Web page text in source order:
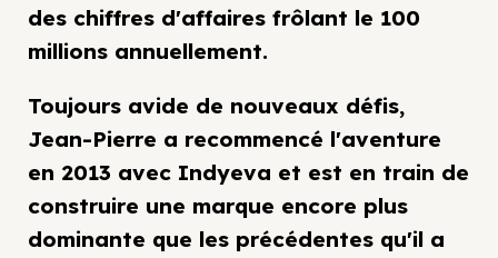
des chiffres d'affaires frôlant le 100
millions annuellement.
Toujours avide de nouveaux défis,
Jean-Pierre a recommencé l'aventure
en 2013 avec Indyeva et est en train de
construire une marque encore plus
dominante que les précédentes qu'il a